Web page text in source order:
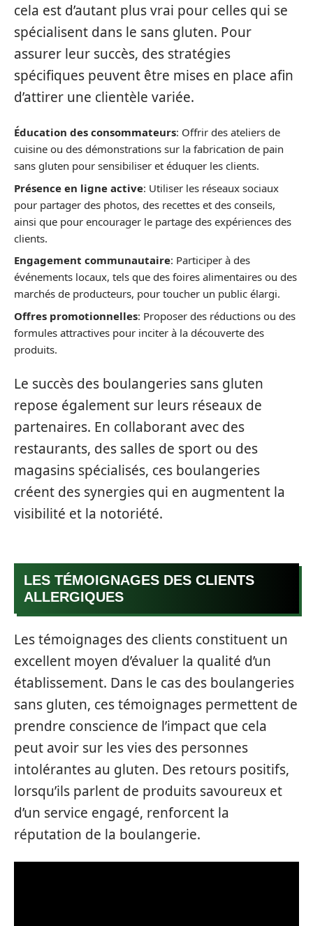
cela est d’autant plus vrai pour celles qui se
spécialisent dans le sans gluten. Pour
assurer leur succès, des stratégies
spécifiques peuvent être mises en place afin
d’attirer une clientèle variée.
Éducation des consommateurs: Offrir des ateliers de
cuisine ou des démonstrations sur la fabrication de pain
sans gluten pour sensibiliser et éduquer les clients.
Présence en ligne active: Utiliser les réseaux sociaux
pour partager des photos, des recettes et des conseils,
ainsi que pour encourager le partage des expériences des
clients.
Engagement communautaire: Participer à des
événements locaux, tels que des foires alimentaires ou des
marchés de producteurs, pour toucher un public élargi.
Offres promotionnelles: Proposer des réductions ou des
formules attractives pour inciter à la découverte des
produits.
Le succès des boulangeries sans gluten
repose également sur leurs réseaux de
partenaires. En collaborant avec des
restaurants, des salles de sport ou des
magasins spécialisés, ces boulangeries
créent des synergies qui en augmentent la
visibilité et la notoriété.
LES TÉMOIGNAGES DES CLIENTS
ALLERGIQUES
Les témoignages des clients constituent un
excellent moyen d’évaluer la qualité d’un
établissement. Dans le cas des boulangeries
sans gluten, ces témoignages permettent de
prendre conscience de l’impact que cela
peut avoir sur les vies des personnes
intolérantes au gluten. Des retours positifs,
lorsqu’ils parlent de produits savoureux et
d’un service engagé, renforcent la
réputation de la boulangerie.